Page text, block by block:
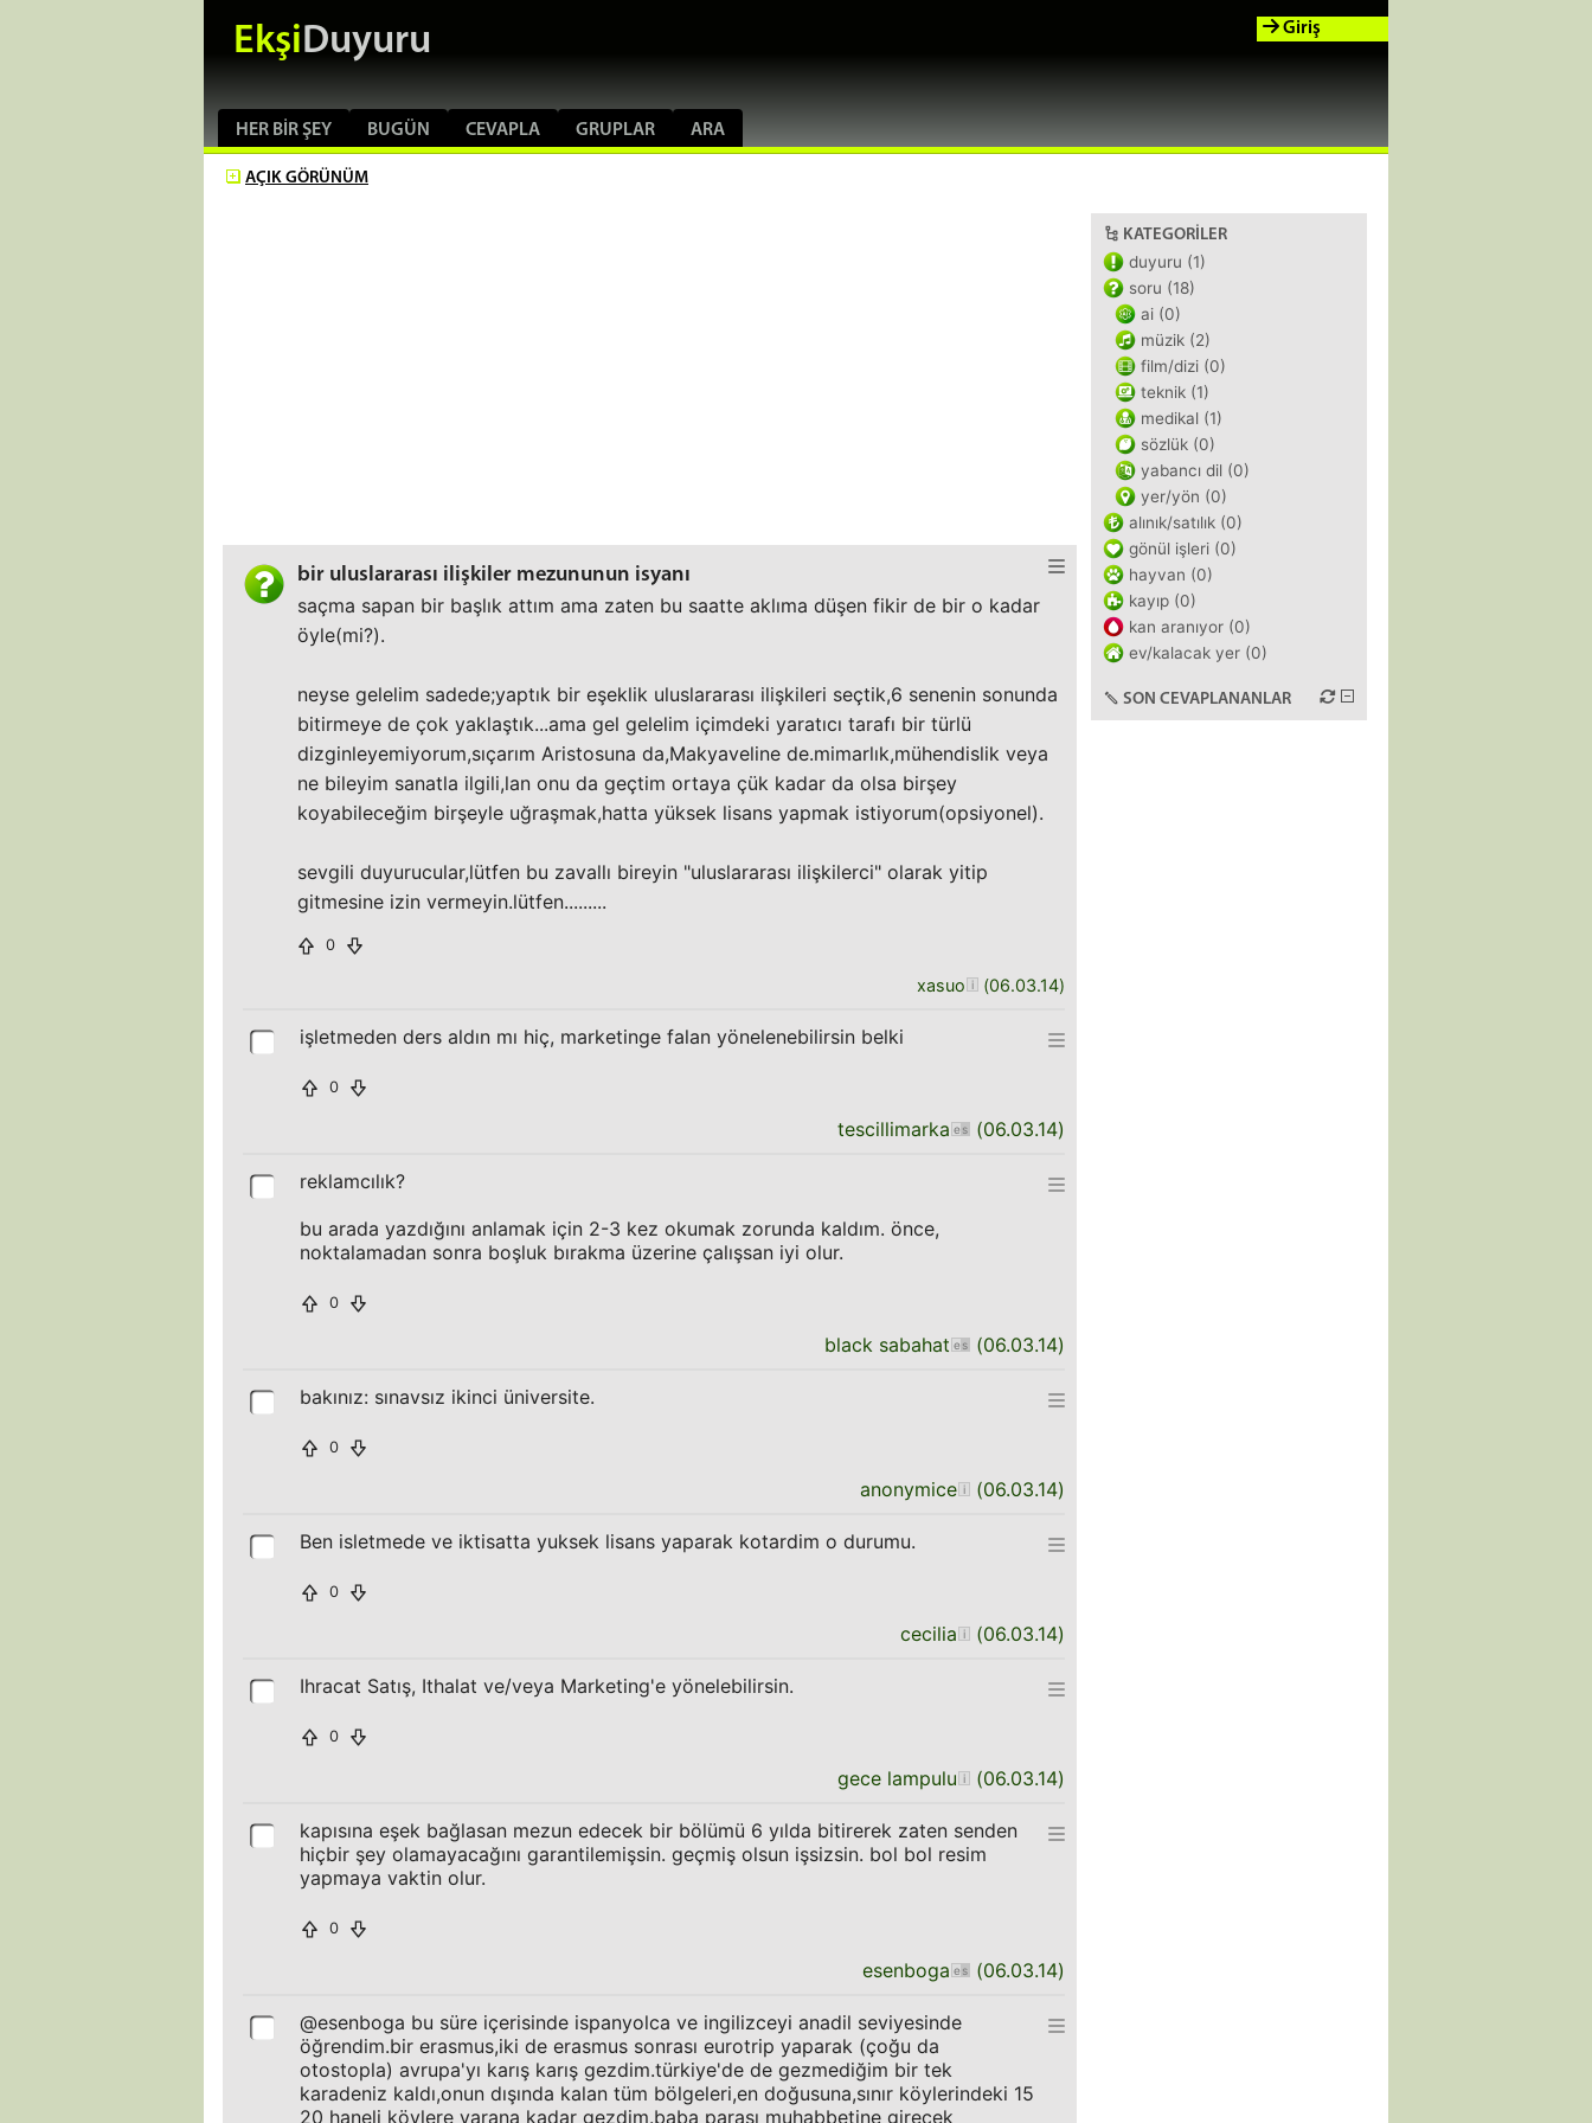
EkşiDuyuru
HER BIR ŞEY BUGÜN CEVAPLA GRUPLAR ARA
Giriş
AÇIK GÖRÜNÜM
bir uluslararası ilişkiler mezununun isyanı
saçma sapan bir başlık attım ama zaten bu saatte aklıma düşen fikir de bir o kadar
öyle(mi?).
neyse gelelim sadede;yaptık bir eşeklik uluslararası ilişkileri seçtik,6 senenin sonunda
bitirmeye de çok yaklaştık...ama gel gelelim içimdeki yaratıcı tarafı bir türlü
dizginleyemiyorum,sıçarım Aristosuna da,Makyaveline de.mimarlık,mühendislik veya
ne bileyim sanatla ilgili,lan onu da geçtim ortaya çük kadar da olsa birşey
koyabileceğim birşeyle uğraşmak,hatta yüksek lisans yapmak istiyorum(opsiyonel).
sevgili duyurucular,lütfen bu zavallı bireyin "uluslararası ilişkilerci" olarak yitip
gitmesine izin vermeyin.lütfen.........
0
xasuo (06.03.14)
işletmeden ders aldın mı hiç, marketinge falan yönelenebilirsin belki
0
tescillimarka (06.03.14)
reklamcılık?
bu arada yazdığını anlamak için 2-3 kez okumak zorunda kaldım. önce,
noktalamadan sonra boşluk bırakma üzerine çalışsan iyi olur.
0
black sabahat (06.03.14)
bakınız: sınavsız ikinci üniversite.
0
anonymice (06.03.14)
Ben isletmede ve iktisatta yuksek lisans yaparak kotardim o durumu.
0
cecilia (06.03.14)
Ihracat Satış, Ithalat ve/veya Marketing'e yönelebilirsin.
0
gece lampulu (06.03.14)
kapısına eşek bağlasan mezun edecek bir bölümü 6 yılda bitirerek zaten senden
hiçbir şey olamayacağını garantilemişsin. geçmiş olsun işsizsin. bol bol resim
yapmaya vaktin olur.
0
esenboga (06.03.14)
@esenboga bu süre içerisinde ispanyolca ve ingilizceyi anadil seviyesinde
öğrendim.bir erasmus,iki de erasmus sonrası eurotrip yaparak (çoğu da
otostopla) avrupa'yı karış karış gezdim.türkiye'de de gezmediğim bir tek
karadeniz kaldı,onun dışında kalan tüm bölgeleri,en doğusuna,sınır köylerindeki 15
20 haneli köylere varana kadar gezdim.baba parası muhabbetine girecek
KATEGORILER
duyuru (1)
soru (18)
ai (0)
müzik (2)
film/dizi (0)
teknik (1)
medikal (1)
sözlük (0)
yabancı dil (0)
yer/yön (0)
alınık/satılık (0)
gönül işleri (0)
hayvan (0)
kayıp (0)
kan aranıyor (0)
ev/kalacak yer (0)
SON CEVAPLANANLAR